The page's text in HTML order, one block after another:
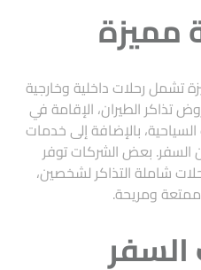
مميزة
تشمل رحلات داخلية وخارجية
تذاكر الطيران، الإقامة في
بالإضافة إلى خدمات
السفر. بعض الشركات توفر
شاملة التذاكر لشخصين،
ومريحة.